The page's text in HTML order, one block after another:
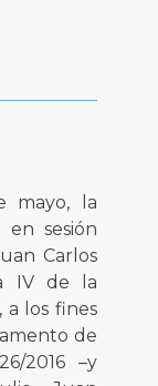
mayo, la
en sesión
Carlos
IV de la
a los fines
de
2016 –y